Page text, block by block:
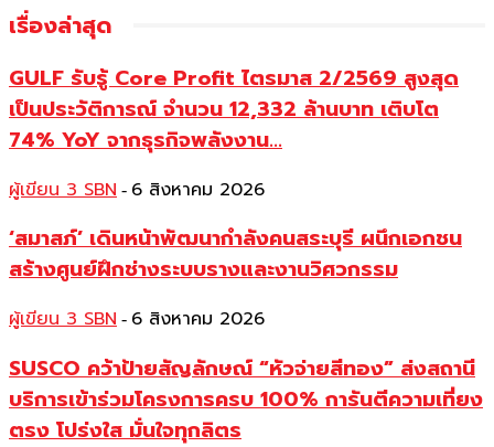
เรื่องล่าสุด
GULF รับรู้ Core Profit ไตรมาส 2/2569 สูงสุด
เป็นประวัติการณ์ จำนวน 12,332 ล้านบาท เติบโต
74% YoY จากธุรกิจพลังงาน...
ผู้เขียน 3 SBN - 6 สิงหาคม 2026
‘สมาสภ์’ เดินหน้าพัฒนากำลังคนสระบุรี ผนึกเอกชน
สร้างศูนย์ฝึกช่างระบบรางและงานวิศวกรรม
ผู้เขียน 3 SBN - 6 สิงหาคม 2026
SUSCO คว้าป้ายสัญลักษณ์ “หัวจ่ายสีทอง” ส่งสถานี
บริการเข้าร่วมโครงการครบ 100% การันตีความเที่ยง
ตรง โปร่งใส มั่นใจทุกลิตร